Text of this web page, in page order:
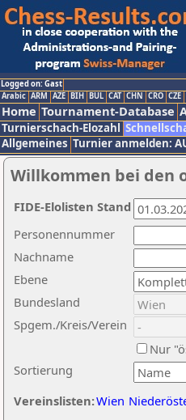
Logged on: Gast
Arabic ARM AZE BIH BUL CAT CHN CRO CZE
Home Tournament-Database
Turnierschach-Elozahl
Allgemeines Turnier anmelden:
Willkommen bei den
Nachname
Ebene
Sortierung
Personennummer
Bundesland
Spgem./Kreis/Verein
Nur
Vereinslisten:Wien
FIDE-Elolisten Stand